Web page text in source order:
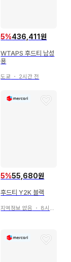
5%436,411원
WTAPS 후드티 남성
용
도쿄 ・ 2시간 전
5%55,680원
후드티 Y2K 블랙
지역정보 없음 ・ 8시간 전